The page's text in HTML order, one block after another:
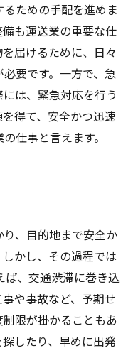
ための手配を進めま
も運送業の重要な仕
届けるために、日々
要です。一方で、急
は、緊急対応を行う
得て、安全かつ迅速
仕事と言えます。
、目的地まで安全か
かし、その過程では
ば、交通渋滞に巻き込
や事故など、予期せ
限が掛かることもあ
したり、早めに出発